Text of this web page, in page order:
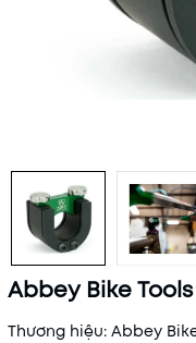
Abbey Bike
Thương hiệu: Abbey